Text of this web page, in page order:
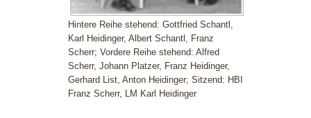
Hintere Reihe stehend: Gottfried Schantl,
Karl Heidinger, Albert Schantl, Franz
Scherr; Vordere Reihe stehend: Alfred
Scherr, Johann Platzer, Franz Heidinger,
Gerhard List, Anton Heidinger; Sitzend: HBI
Franz Scherr, LM Karl Heidinger